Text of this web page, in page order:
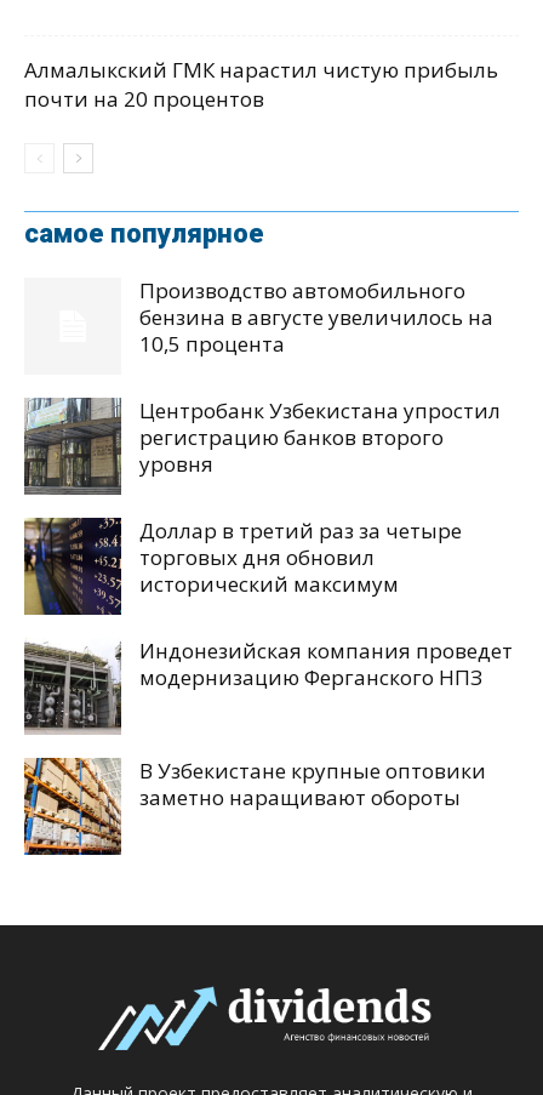
Алмалыкский ГМК нарастил чистую прибыль
почти на 20 процентов
самое популярное
Производство автомобильного
бензина в августе увеличилось на
10,5 процента
Центробанк Узбекистана упростил
регистрацию банков второго
уровня
Доллар в третий раз за четыре
торговых дня обновил
исторический максимум
Индонезийская компания проведет
модернизацию Ферганского НПЗ
В Узбекистане крупные оптовики
заметно наращивают обороты